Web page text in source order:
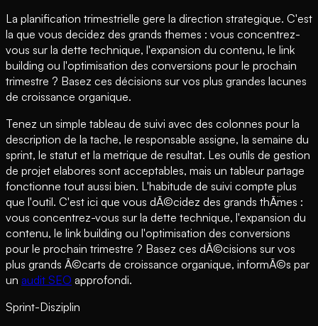
La planification trimestrielle gere la direction strategique. C'est
la que vous decidez des grands themes : vous concentrez-
vous sur la dette technique, l'expansion du contenu, le link
building ou l'optimisation des conversions pour le prochain
trimestre ? Basez ces décisions sur vos plus grandes lacunes
de croissance organique.
Tenez un simple tableau de suivi avec des colonnes pour la
description de la tache, le responsable assigne, la semaine du
sprint, le statut et la metrique de resultat. Les outils de gestion
de projet elabores sont acceptables, mais un tableur partage
fonctionne tout aussi bien. L'habitude de suivi compte plus
que l'outil. C'est ici que vous dÃ©cidez des grands thÃ¨mes :
vous concentrez-vous sur la dette technique, l'expansion du
contenu, le link building ou l'optimisation des conversions
pour le prochain trimestre ? Basez ces dÃ©cisions sur vos
plus grands Ã©carts de croissance organique, informÃ©s par
un audit SEO approfondi.
Sprint-Disziplin